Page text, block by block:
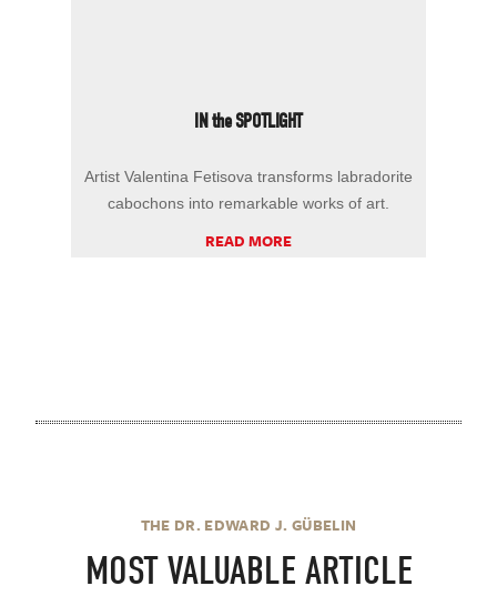
IN the SPOTLIGHT
Artist Valentina Fetisova transforms labradorite
cabochons into remarkable works of art.
READ MORE
THE DR. EDWARD J. GÜBELIN
MOST VALUABLE ARTICLE